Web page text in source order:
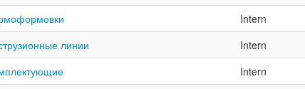
Intern
линии
Intern
Intern